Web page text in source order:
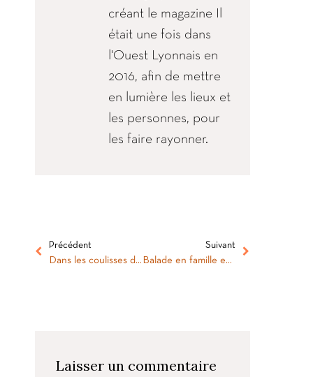
créant le magazine Il
était une fois dans
l'Ouest Lyonnais en
2016, afin de mettre
en lumière les lieux et
les personnes, pour
les faire rayonner.
Précédent
Dans les coulisses du magazine : shooting photo pour la couverture du numéro 6 !
Suivant
Balade en famille entre Oingt et Bagnols
Laisser un commentaire